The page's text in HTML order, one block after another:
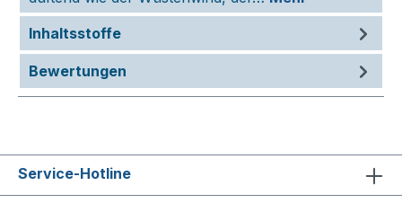
Inhaltsstoffe
Bewertungen
Service-Hotline